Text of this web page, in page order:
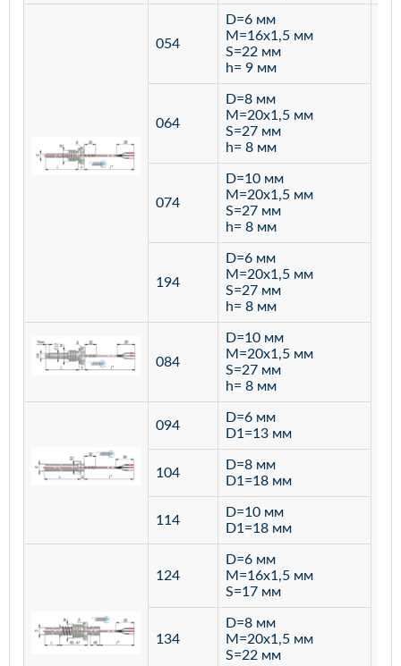
054
D=6 мм
M=16х1,5 мм
S=22 мм
h= 9 мм
064
D=8 мм
M=20х1,5 мм
S=27 мм
h= 8 мм
074
D=10 мм
M=20х1,5 мм
S=27 мм
h= 8 мм
194
D=6 мм
M=20х1,5 мм
S=27 мм
h= 8 мм
084
D=10 мм
M=20х1,5 мм
S=27 мм
h= 8 мм
094
D=6 мм
D1=13 мм
104
D=8 мм
D1=18 мм
114
D=10 мм
D1=18 мм
124
D=6 мм
M=16х1,5 мм
S=17 мм
134
D=8 мм
M=20х1,5 мм
S=22 мм